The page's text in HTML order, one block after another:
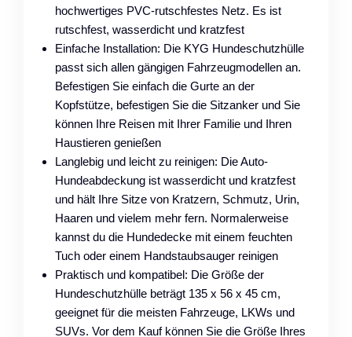
hochwertiges PVC-rutschfestes Netz. Es ist
rutschfest, wasserdicht und kratzfest
Einfache Installation: Die KYG Hundeschutzhülle
passt sich allen gängigen Fahrzeugmodellen an.
Befestigen Sie einfach die Gurte an der
Kopfstütze, befestigen Sie die Sitzanker und Sie
können Ihre Reisen mit Ihrer Familie und Ihren
Haustieren genießen
Langlebig und leicht zu reinigen: Die Auto-
Hundeabdeckung ist wasserdicht und kratzfest
und hält Ihre Sitze von Kratzern, Schmutz, Urin,
Haaren und vielem mehr fern. Normalerweise
kannst du die Hundedecke mit einem feuchten
Tuch oder einem Handstaubsauger reinigen
Praktisch und kompatibel: Die Größe der
Hundeschutzhülle beträgt 135 x 56 x 45 cm,
geeignet für die meisten Fahrzeuge, LKWs und
SUVs. Vor dem Kauf können Sie die Größe Ihres